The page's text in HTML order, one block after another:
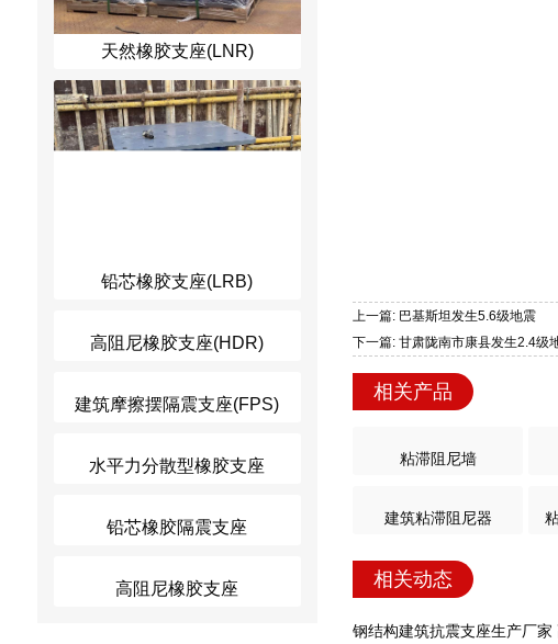
天然橡胶支座(LNR)
铅芯橡胶支座(LRB)
高阻尼橡胶支座(HDR)
建筑摩擦摆隔震支座(FPS)
水平力分散型橡胶支座
铅芯橡胶隔震支座
高阻尼橡胶支座
上一篇: 巴基斯坦发生5.6级地震
下一篇: 甘肃陇南市康县发生2.4级
相关产品
粘滞阻尼墙
建筑粘滞阻尼器
相关动态